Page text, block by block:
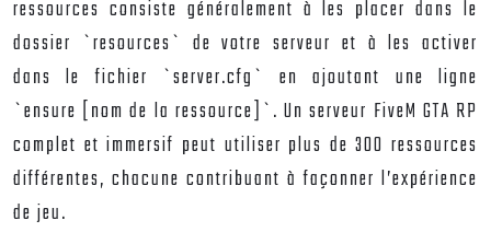
ressources consiste généralement à les placer dans le
dossier `resources` de votre serveur et à les activer
dans le fichier `server.cfg` en ajoutant une ligne
`ensure [nom de la ressource]`. Un serveur FiveM GTA RP
complet et immersif peut utiliser plus de 300 ressources
différentes, chacune contribuant à façonner l’expérience
de jeu.